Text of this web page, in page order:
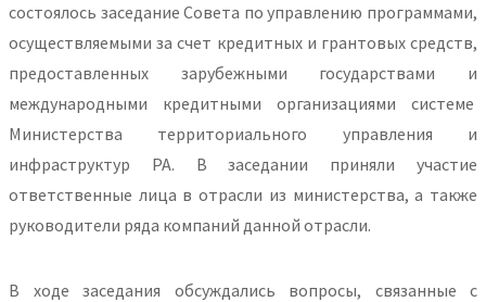
состоялось заседание Совета по управлению программами,
осуществляемыми за счет кредитных и грантовых средств,
предоставленных зарубежными государствами и
международными кредитными организациями системе
Министерства территориального управления и
инфраструктур РА. В заседании приняли участие
ответственные лица в отрасли из министерства, а также
руководители ряда компаний данной отрасли.
В ходе заседания обсуждались вопросы, связанные с